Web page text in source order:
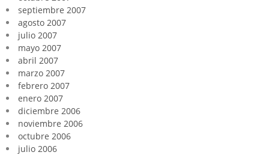
septiembre 2007
agosto 2007
julio 2007
mayo 2007
abril 2007
marzo 2007
febrero 2007
enero 2007
diciembre 2006
noviembre 2006
octubre 2006
julio 2006